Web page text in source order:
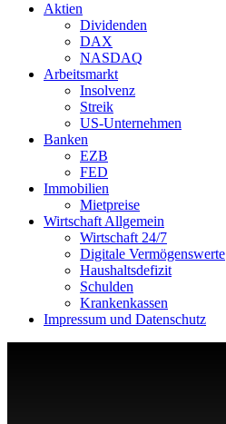
Aktien
Dividenden
DAX
NASDAQ
Arbeitsmarkt
Insolvenz
Streik
US-Unternehmen
Banken
EZB
FED
Immobilien
Mietpreise
Wirtschaft Allgemein
Wirtschaft 24/7
Digitale Vermögenswerte
Haushaltsdefizit
Schulden
Krankenkassen
Impressum und Datenschutz